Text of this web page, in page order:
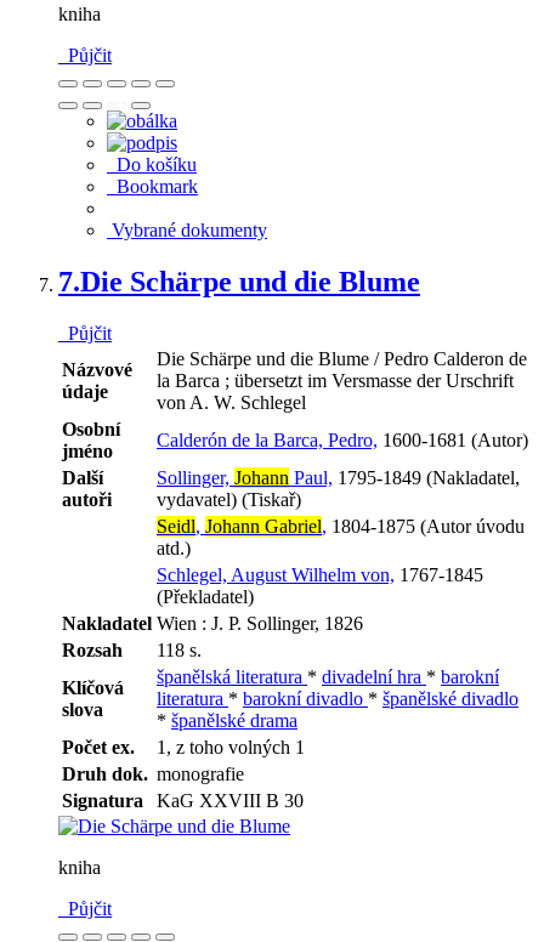
kniha
Půjčit
Do košíku
Bookmark
Vybrané dokumenty
7.Die Schärpe und die Blume
Půjčit
Názvové
údaje
Die Schärpe und die Blume / Pedro Calderon de
la Barca ; übersetzt im Versmasse der Urschrift
von A. W. Schlegel
Osobní
jméno
Calderón de la Barca, Pedro, 1600-1681 (Autor)
Další
autoři
Sollinger, Johann Paul, 1795-1849 (Nakladatel,
vydavatel) (Tiskař)
Seidl, Johann Gabriel, 1804-1875 (Autor úvodu
atd.)
Schlegel, August Wilhelm von, 1767-1845
(Překladatel)
Nakladatel Wien : J. P. Sollinger, 1826
Rozsah
118 s.
Klíčová
slova
španělská literatura * divadelní hra * barokní
literatura * barokní divadlo * španělské divadlo
* španělské drama
Počet ex.
1, z toho volných 1
Druh dok. monografie
Signatura
KaG XXVIII B 30
kniha
Půjčit